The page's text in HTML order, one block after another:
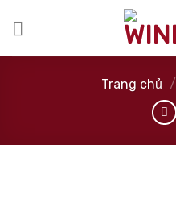
Trang chủ /